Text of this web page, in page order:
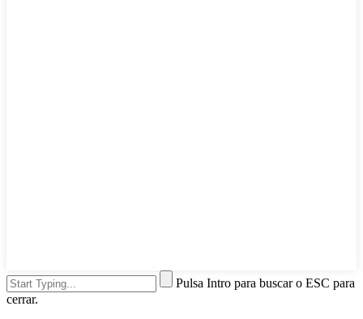
Pulsa Intro para buscar o ESC para
cerrar.